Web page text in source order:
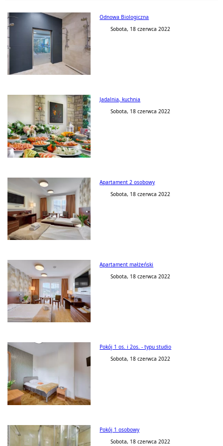
Odnowa Biologiczna
Sobota, 18 czerwca 2022
Jadalnia, kuchnia
Sobota, 18 czerwca 2022
Apartament 2 osobowy
Sobota, 18 czerwca 2022
Apartament małżeński
Sobota, 18 czerwca 2022
Pokój 1 os. i 2os. - typu studio
Sobota, 18 czerwca 2022
Pokój 1 osobowy
Sobota, 18 czerwca 2022